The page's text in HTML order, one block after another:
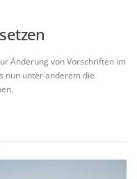
Änderung von Vorschriften im
nun unter anderem die